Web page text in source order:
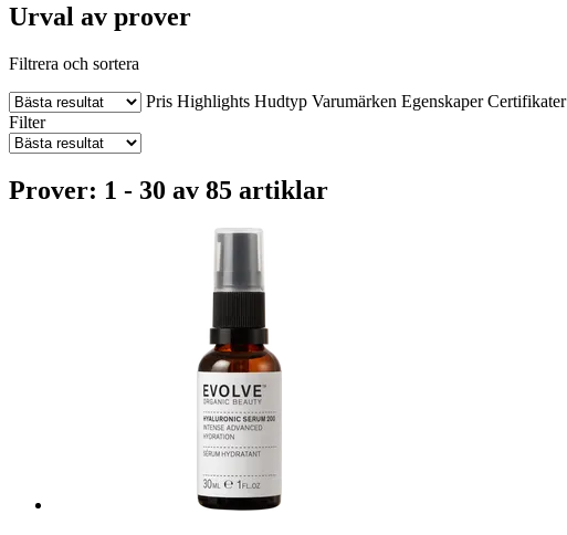
Urval av prover
Filtrera och sortera
Pris Highlights Hudtyp Varumärken Egenskaper Certifikater
Filter
Prover: 1 - 30 av 85 artiklar